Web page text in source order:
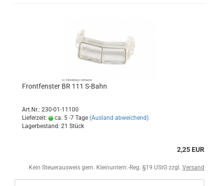
Frontfenster BR 111 S-Bahn
Art.Nr.: 230-01-11100
Lieferzeit:
ca. 5 -7 Tage (Ausland abweichend)
Lagerbestand: 21 Stück
2,25 EUR
Kein Steuerausweis gem. Kleinuntern.-Reg. §19 UStG zzgl. Versand